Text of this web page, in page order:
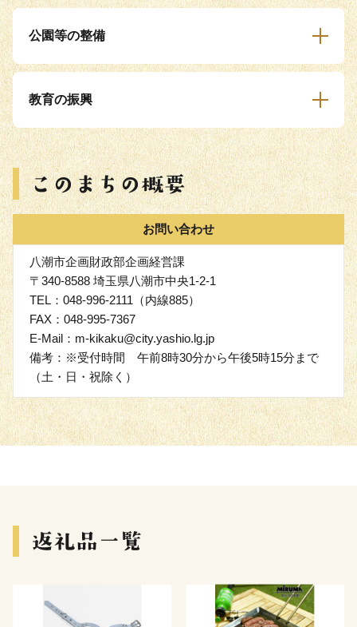
公園等の整備
教育の振興
お問い合わせ
八潮市企画財政部企画経営課
〒340-8588 埼玉県八潮市中央1-2-1
TEL：048-996-2111（内線885）
FAX：048-995-7367
E-Mail：m-kikaku@city.yashio.lg.jp
備考：※受付時間 午前8時30分から午後5時15分まで
（土・日・祝除く）